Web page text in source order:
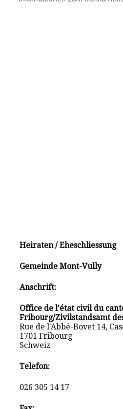
Heiraten / Eheschliessung
Gemeinde Mont-Vully
Anschrift:
Office de l'état civil du
Fribourg/Zivilstandsamt
Rue de l'Abbé-Bovet 14,
1701 Fribourg
Schweiz
Telefon:
026 305 14 17